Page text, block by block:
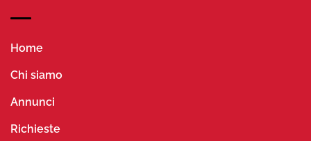
Home
Chi siamo
Annunci
Richieste